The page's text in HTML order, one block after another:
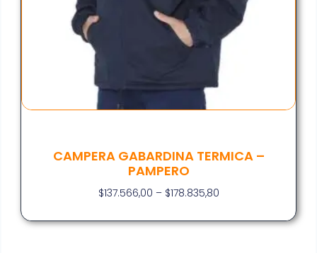
CAMPERA GABARDINA TERMICA –
PAMPERO
$137.566,00 – $178.835,80